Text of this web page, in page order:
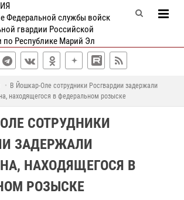
Федеральной службы войск
гвардии Российской
по Республике Марий Эл
В Йошкар-Оле сотрудники Росгвардии задержали
находящегося в федеральном розыске
СОТРУДНИКИ
ЗАДЕРЖАЛИ
НАХОДЯЩЕГОСЯ В
РОЗЫСКЕ